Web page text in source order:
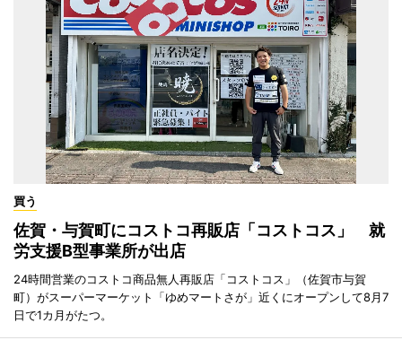
買う
佐賀・与賀町にコストコ再販店「コストコス」 就
労支援B型事業所が出店
24時間営業のコストコ商品無人再販店「コストコス」（佐賀市与賀
町）がスーパーマーケット「ゆめマートさが」近くにオープンして8月7
日で1カ月がたつ。